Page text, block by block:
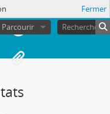
Parcourir
Fermer